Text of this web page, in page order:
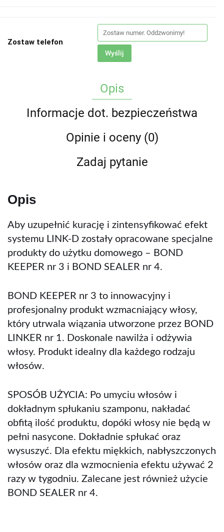
Zostaw telefon
Wyślij
Opis
Informacje dot. bezpieczeństwa
Opinie i oceny (0)
Zadaj pytanie
Opis
Aby uzupełnić kurację i zintensyfikować efekt
systemu LINK-D zostały opracowane specjalne
produkty do użytku domowego – BOND
KEEPER nr 3 i BOND SEALER nr 4.
BOND KEEPER nr 3 to innowacyjny i
profesjonalny produkt wzmacniający włosy,
który utrwala wiązania utworzone przez BOND
LINKER nr 1. Doskonale nawilża i odżywia
włosy. Produkt idealny dla każdego rodzaju
włosów.
SPOSÓB UŻYCIA: Po umyciu włosów i
dokładnym spłukaniu szamponu, nakładać
obfitą ilość produktu, dopóki włosy nie będą w
pełni nasycone. Dokładnie spłukać oraz
wysuszyć. Dla efektu miękkich, nabłyszczonych
włosów oraz dla wzmocnienia efektu używać 2
razy w tygodniu. Zalecane jest również użycie
BOND SEALER nr 4.